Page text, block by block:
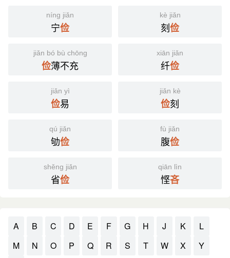
níng jiǎn
宁俭
kè jiǎn
刻俭
jiǎn bó bù chōng
俭薄不充
xiān jiǎn
纤俭
jiǎn yì
俭易
jiǎn kè
俭刻
qú jiǎn
劬俭
fù jiǎn
腹俭
shěng jiǎn
省俭
qiān lìn
悭吝
A B C D E F G H J K
L
M
N O P Q R S T W X Y